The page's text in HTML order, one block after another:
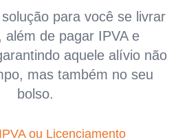
para você se livrar
além de pagar IPVA e
aquele alívio não
mas também no seu
bolso.
ou Licenciamento